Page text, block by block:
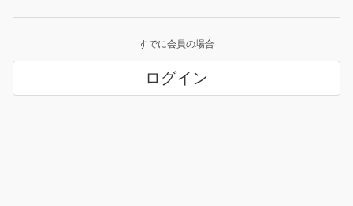
すでに会員の場合
ログイン